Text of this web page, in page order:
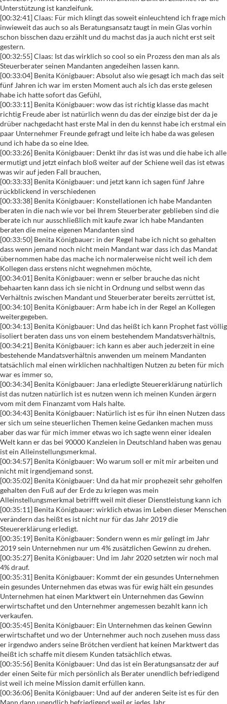
Unterstützung ist kanzleifunk.
[00:32:41] Claas: Für mich klingt das soweit einleuchtend ich frage mich
inwieweit das auch so als Beratungsansatz taugt in mein Glas vorhin
schon bisschen dazu erzählt und du machst das ja auch nicht erst seit
gestern.
[00:32:55] Claas: Ist das wirklich so cool so ein Prozess den man als als
Steuerberater seinen Mandanten angedeihen lassen kann.
[00:33:04] Benita Königbauer: Absolut also wie gesagt ich mach das seit
fünf Jahren ich war im ersten Moment auch als ich das erste gelesen
habe ich hatte sofort das Gefühl,
[00:33:11] Benita Königbauer: wow das ist richtig klasse das macht
richtig Freude aber ist natürlich wenn du das der einzige bist der da je
drüber nachgedacht hast erste Mal in den du kennst habe ich erstmal ein
paar Unternehmer Freunde gefragt und leite ich habe da was gelesen
und ich habe da so eine Idee.
[00:33:26] Benita Königbauer: Denkt ihr das ist was und die habe ich alle
ermutigt und jetzt einfach bloß weiter auf der Schiene weil das ist etwas
was wir auf jeden Fall brauchen,
[00:33:33] Benita Königbauer: und jetzt kann ich sagen fünf Jahre
rückblickend in verschiedenen
[00:33:38] Benita Königbauer: Konstellationen ich habe Mandanten
beraten in die nach wie vor bei Ihrem Steuerberater geblieben sind die
berate ich nur ausschließlich mit kaufe zwar ich habe Mandanten
beraten die meine eigenen Mandanten sind
[00:33:50] Benita Königbauer: in der Regel habe ich nicht so gehalten
dass wenn jemand noch nicht mein Mandant war dass ich das Mandat
übernommen habe das mache ich normalerweise nicht weil ich dem
Kollegen dass erstens nicht wegnehmen möchte,
[00:34:01] Benita Königbauer: wenn er selber brauche das nicht
behaarten kann dass ich sie nicht in Ordnung und selbst wenn das
Verhältnis zwischen Mandant und Steuerberater bereits zerrüttet ist,
[00:34:10] Benita Königbauer: Arm habe ich in der Regel an Kollegen
weitergegeben.
[00:34:13] Benita Königbauer: Und das heißt ich kann Prophet fast völlig
isoliert beraten dass uns von einem bestehendem Mandatsverhältnis,
[00:34:21] Benita Königbauer: ich kann es aber auch jederzeit in eine
bestehende Mandatsverhältnis anwenden um meinem Mandanten
tatsächlich mal einen wirklichen nachhaltigen Nutzen zu beten für mich
war es immer so,
[00:34:34] Benita Königbauer: Jana erledigte Steuererklärung natürlich
ist das nutzen natürlich ist es nutzen wenn ich meinen Kunden ärgern
vom mit dem Finanzamt vom Hals halte.
[00:34:43] Benita Königbauer: Natürlich ist es für ihn einen Nutzen dass
er sich um seine steuerlichen Themen keine Gedanken machen muss
aber das war für mich immer etwas wo ich sagte wenn einer idealen
Welt kann er das bei 90000 Kanzleien in Deutschland haben was genau
ist ein Alleinstellungsmerkmal.
[00:34:57] Benita Königbauer: Wo warum soll er mit mir arbeiten und
nicht mit irgendjemand sonst.
[00:35:02] Benita Königbauer: Und da hat mir prophezeit sehr geholfen
gehalten den Fuß auf der Erde zu kriegen was mein
Alleinstellungsmerkmal betrifft weil mit dieser Dienstleistung kann ich
[00:35:11] Benita Königbauer: wirklich etwas im Leben dieser Menschen
verändern das heißt es ist nicht nur für das Jahr 2019 die
Steuererklärung erledigt.
[00:35:19] Benita Königbauer: Sondern wenn es mir gelingt im Jahr
2019 sein Unternehmen nur um 4% zusätzlichen Gewinn zu drehen.
[00:35:27] Benita Königbauer: Und im Jahr 2020 setzten wir noch mal
4% drauf.
[00:35:31] Benita Königbauer: Kommt der ein gesundes Unternehmen
ein gesundes Unternehmen das etwas was für ewig hält ein gesundes
Unternehmen hat einen Marktwert ein Unternehmen das Gewinn
erwirtschaftet und den Unternehmer angemessen bezahlt kann ich
verkaufen.
[00:35:45] Benita Königbauer: Ein Unternehmen das keinen Gewinn
erwirtschaftet und wo der Unternehmer auch noch zusehen muss dass
er irgendwo anders seine Brötchen verdient hat keinen Marktwert das
heißt ich schaffe mit diesem Kunden tatsächlich etwas.
[00:35:56] Benita Königbauer: Und das ist ein Beratungsansatz der auf
der einen Seite für mich persönlich als Berater unendlich befriedigend
ist weil ich meine Mission damit erfüllen kann.
[00:36:06] Benita Königbauer: Und auf der anderen Seite ist es für den
Mann dann unendlich befriedigend weil er jedes Jahr.